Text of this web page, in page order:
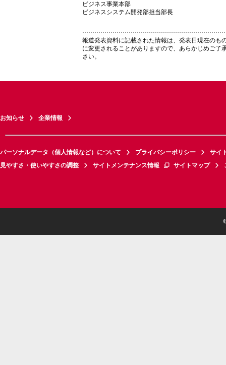
ビジネス事業本部
ビジネスシステム開発部担当部長
報道発表資料に記載された情報は、発表日現在のも
に変更されることがありますので、あらかじめご了
さい。
お知らせ 企業情報
パーソナルデータ（個人情報など）について プライバシーポリシー
サイ
見やすさ・使いやすさの調整
サイトメンテナンス情報 サイトマップ